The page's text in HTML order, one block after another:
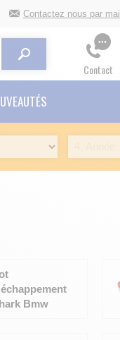
Contactez nous par mail
Contact
Bmw